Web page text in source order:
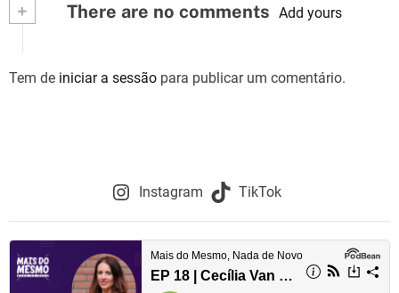
+ There are no comments Add yours
Tem de iniciar a sessão para publicar um comentário.
Instagram TikTok